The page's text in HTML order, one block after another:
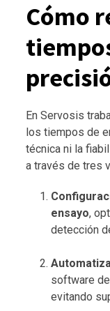
Cómo
En Servosis
los tiempos de
técnica ni la
a través de tres
ensayo,
detección
software
evitando